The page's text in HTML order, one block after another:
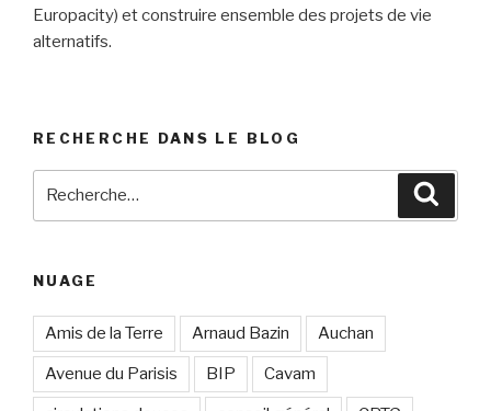
Europacity) et construire ensemble des projets de vie
alternatifs.
RECHERCHE DANS LE BLOG
NUAGE
Amis de la Terre Arnaud Bazin Auchan
Avenue du Parisis BIP Cavam